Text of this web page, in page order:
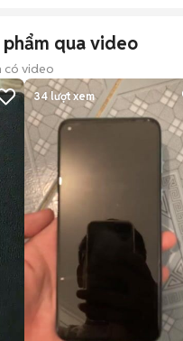
qua video
có video
34 lượt xem